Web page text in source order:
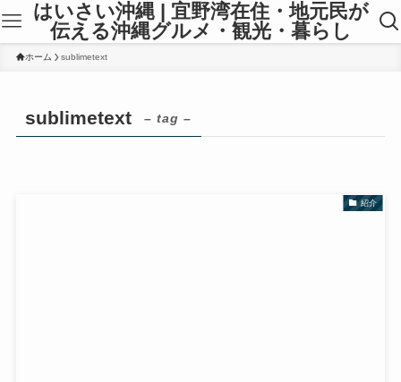
はいさい沖縄 | 宜野湾在住・地元民が
伝える沖縄グルメ・観光・暮らし
ホーム sublimetext
sublimetext – tag –
紹介